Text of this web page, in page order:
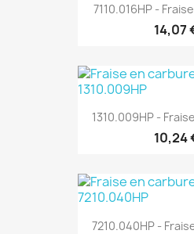
7110.016HP -
14,07
1310.009HP -
10,24
7210.040HP -